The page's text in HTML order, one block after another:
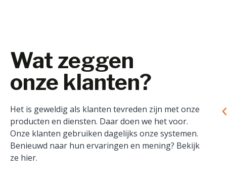
Wat zeggen
onze klanten?
Het is geweldig als klanten tevreden zijn met onze
producten en diensten. Daar doen we het voor.
Onze klanten gebruiken dagelijks onze systemen.
Benieuwd naar hun ervaringen en mening? Bekijk
ze hier.